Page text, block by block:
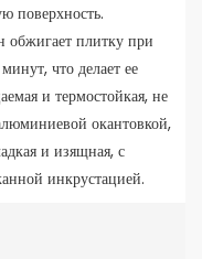
поверхность.
плитку при
что делает ее
и термостойкая, не
окантовкой,
и изящная, с
инкрустацией.